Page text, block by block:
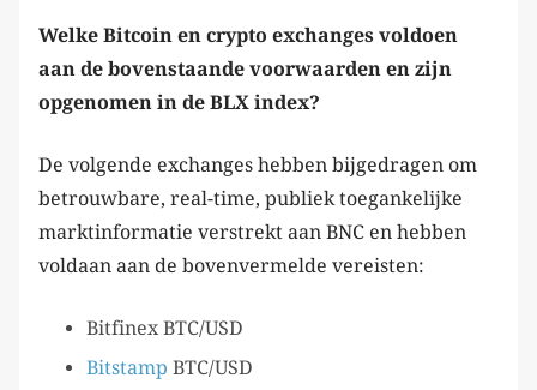
Welke Bitcoin en crypto exchanges voldoen
aan de bovenstaande voorwaarden en zijn
opgenomen in de BLX index?
De volgende exchanges hebben bijgedragen om
betrouwbare, real-time, publiek toegankelijke
marktinformatie verstrekt aan BNC en hebben
voldaan aan de bovenvermelde vereisten:
Bitfinex BTC/USD
Bitstamp BTC/USD